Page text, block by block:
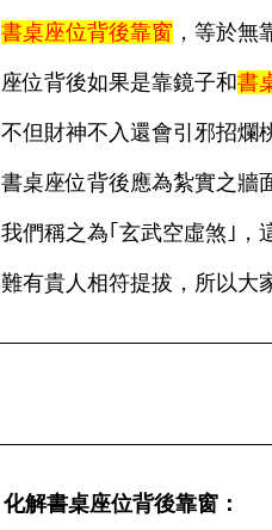
書桌座位背後靠窗 ，等於
座位背後如果是靠鏡子和書
不但財神不入還會引邪招爛
書桌座位背後應為紮實之牆
我們稱之為｢玄武空虛煞｣，
難有貴人相符提拔，所以大
化解書桌座位背後靠窗：